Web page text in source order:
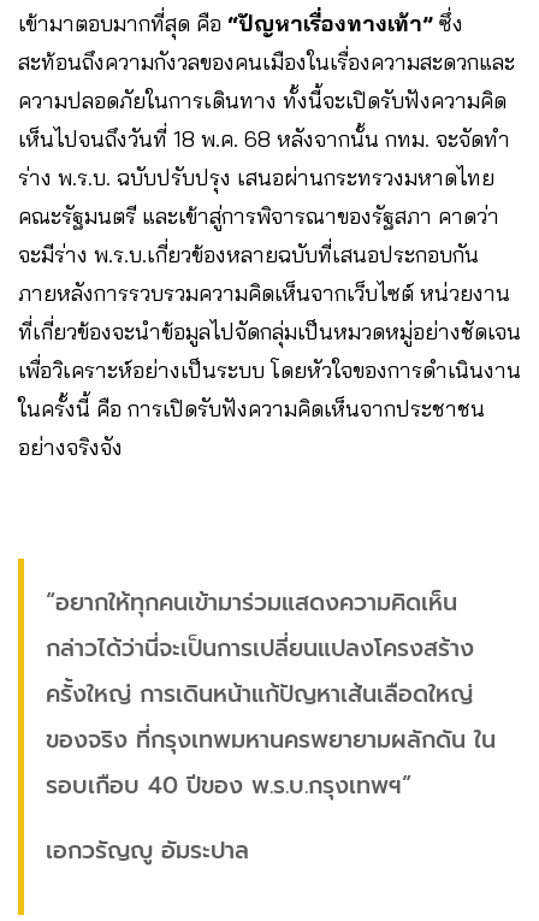
เข้ามาตอบมากที่สุด คือ “ปัญหาเรื่องทางเท้า” ซึ่ง
สะท้อนถึงความกังวลของคนเมืองในเรื่องความสะดวกและ
ความปลอดภัยในการเดินทาง ทั้งนี้จะเปิดรับฟังความคิด
เห็นไปจนถึงวันที่ 18 พ.ค. 68 หลังจากนั้น กทม. จะจัดทำ
ร่าง พ.ร.บ. ฉบับปรับปรุง เสนอผ่านกระทรวงมหาดไทย
คณะรัฐมนตรี และเข้าสู่การพิจารณาของรัฐสภา คาดว่า
จะมีร่าง พ.ร.บ.เกี่ยวข้องหลายฉบับที่เสนอประกอบกัน
ภายหลังการรวบรวมความคิดเห็นจากเว็บไซต์ หน่วยงาน
ที่เกี่ยวข้องจะนำข้อมูลไปจัดกลุ่มเป็นหมวดหมู่อย่างชัดเจน
เพื่อวิเคราะห์อย่างเป็นระบบ โดยหัวใจของการดำเนินงาน
ในครั้งนี้ คือ การเปิดรับฟังความคิดเห็นจากประชาชน
อย่างจริงจัง
“อยากให้ทุกคนเข้ามาร่วมแสดงความคิดเห็น
กล่าวได้ว่านี่จะเป็นการเปลี่ยนแปลงโครงสร้าง
ครั้งใหญ่ การเดินหน้าแก้ปัญหาเส้นเลือดใหญ่
ของจริง ที่กรุงเทพมหานครพยายามผลักดัน ใน
รอบเกือบ 40 ปีของ พ.ร.บ.กรุงเทพฯ”
เอกวรัญญู อัมระปาล